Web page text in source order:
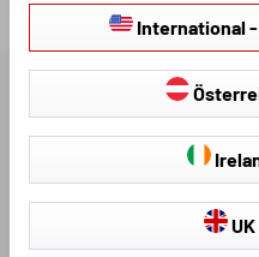
Loading...
DOWNLOAD DISPONIBILI
International